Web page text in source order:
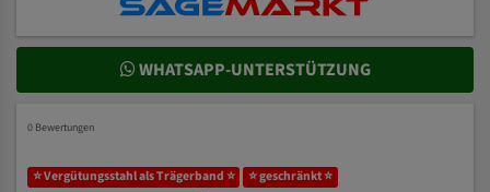
WHATSAPP-UNTERSTÜTZUNG
0 Bewertungen
⭐ Vergütungsstahl als Trägerband ⭐
⭐ geschränkt ⭐